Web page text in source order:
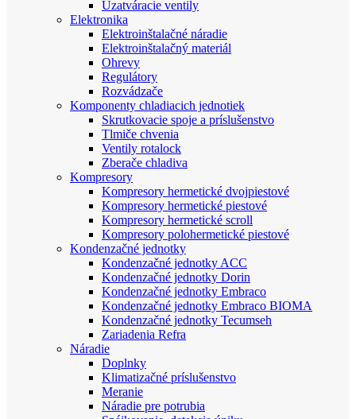
Uzatváracie ventily
Elektronika
Elektroinštalačné náradie
Elektroinštalačný materiál
Ohrevy
Regulátory
Rozvádzače
Komponenty chladiacich jednotiek
Skrutkovacie spoje a príslušenstvo
Tlmiče chvenia
Ventily rotalock
Zberače chladiva
Kompresory
Kompresory hermetické dvojpiestové
Kompresory hermetické piestové
Kompresory hermetické scroll
Kompresory polohermetické piestové
Kondenzačné jednotky
Kondenzačné jednotky ACC
Kondenzačné jednotky Dorin
Kondenzačné jednotky Embraco
Kondenzačné jednotky Embraco BIOMA
Kondenzačné jednotky Tecumseh
Zariadenia Refra
Náradie
Doplnky
Klimatizačné príslušenstvo
Meranie
Náradie pre potrubia